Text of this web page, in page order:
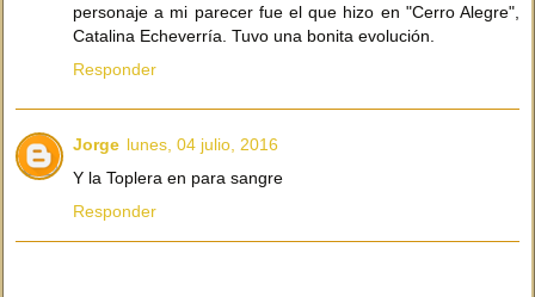
personaje a mi parecer fue el que hizo en "Cerro Alegre",
Catalina Echeverría. Tuvo una bonita evolución.
Responder
Jorge lunes, 04 julio, 2016
Y la Toplera en para sangre
Responder